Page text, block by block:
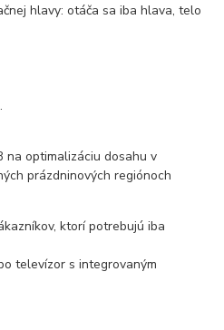
hlavy: otáča sa iba hlava, telo
na optimalizáciu dosahu v
prázdninových regiónoch
ktorí potrebujú iba
televízor s integrovaným